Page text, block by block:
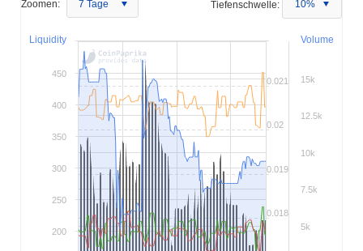
Zoomen: 7 Tage Tiefenschwelle: 10%
Volume
Liquidity
0.018
0.019
0.02
0.021
5k
7.5k
10k
12.5k
15k
200
250
300
350
400
450